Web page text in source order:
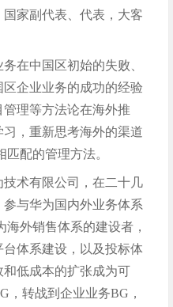
家副代表、代表，大客
在中国区初始的失败、
企业业务的成功的经验
理等方法论在海外推
，重新思考海外的渠道
配的管理方法。
技术有限公司，在二十几
与华为国内外业务体系
外销售体系的建设者，
体系建设，以及投标体
低成本的扩张成为可
，转战到企业业务BG，